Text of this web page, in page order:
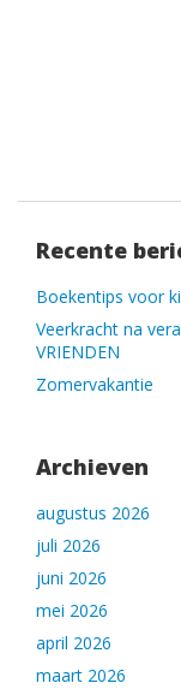
Recente
Boekentips voor
Veerkracht na
VRIENDEN
Zomervakantie
Archieven
augustus 2026
juli 2026
juni 2026
mei 2026
april 2026
maart 2026